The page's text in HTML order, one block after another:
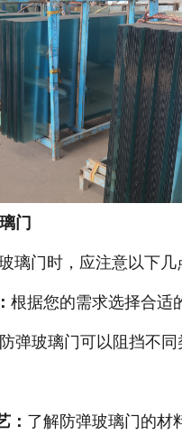
门
门时，应注意以下几
根据您的需求选择合适
弹玻璃门可以阻挡不同
： 了解防弹玻璃门的材